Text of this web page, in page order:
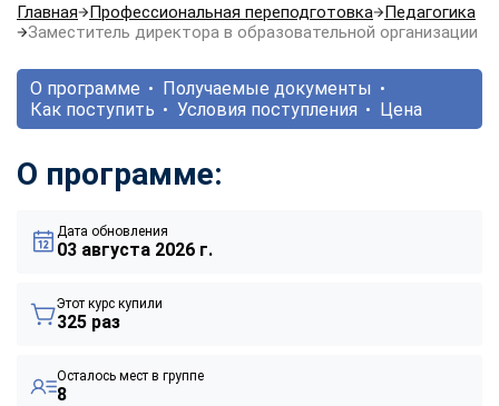
Главная Профессиональная переподготовка
Педагогика
Заместитель директора в образовательной организации
О программе
Получаемые документы
Как поступить
Условия поступления Цена
О программе:
Дата обновления
03 августа 2026 г.
Этот курс купили
325 раз
Осталось мест в группе
8